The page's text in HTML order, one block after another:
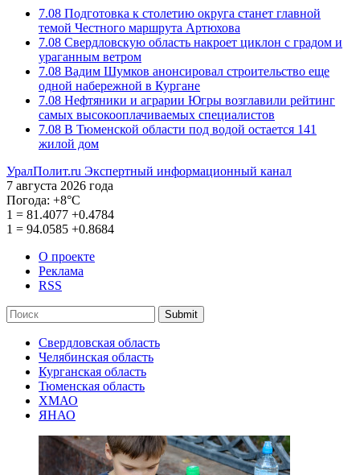
7.08 Подготовка к столетию округа станет главной
темой Честного маршрута Артюхова
7.08 Свердловскую область накроет циклон с градом и
ураганным ветром
7.08 Вадим Шумков анонсировал строительство еще
одной набережной в Кургане
7.08 Нефтяники и аграрии Югры возглавили рейтинг
самых высокооплачиваемых специалистов
7.08 В Тюменской области под водой остается 141
жилой дом
УралПолит.ru Экспертный информационный канал
7 августа 2026 года
Погода: +8°С
1 = 81.4077 +0.4784
1 = 94.0585 +0.8684
О проекте
Реклама
RSS
Submit
Свердловская область
Челябинская область
Курганская область
Тюменская область
ХМАО
ЯНАО